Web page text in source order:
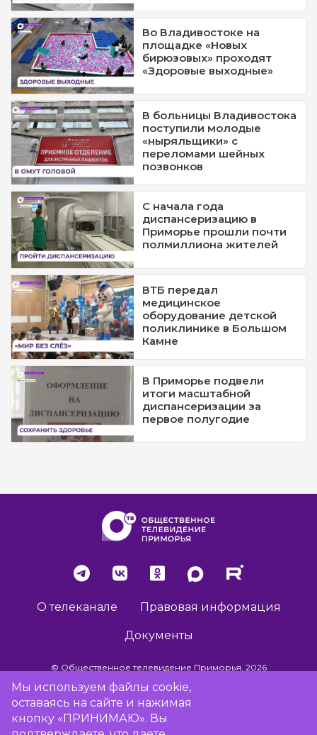
Во Владивостоке на
площадке «Новых
бирюзовых» проходят
«Здоровые выходные»
В больницы Владивостока
поступили молодые
«ныряльщики» с
переломами шейных
позвонков
С начала года
диспансеризацию в
Приморье прошли почти
полмиллиона жителей
ВТБ передал
медицинское
оборудование детской
поликлинике в Большом
Камне
В Приморье подвели
итоги масштабной
диспансеризации за
первое полугодие
О телеканале Правовая информация
Документы
© Общественное телевидение Приморья, 2026
Разработка сайта -
Мы используем файлы cookie,
оставаясь на сайте и нажимая
кнопку «ПРИНИМАЮ». Вы